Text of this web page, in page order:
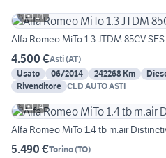
14
Alfa Romeo MiTo 1.3 JTDM 85CV
4.500 €Asti(AT)
Usato
06/2014 242268 Km
Rivenditore CLD AUTO ASTI
14
Alfa Romeo MiTo 1.4 tb m.air
5.490 €Torino(TO)